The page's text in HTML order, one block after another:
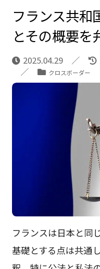
フランス共和
とその概要を
2025.04.29
クロスボーダー
フランスは日本と同
基礎とする点は共通